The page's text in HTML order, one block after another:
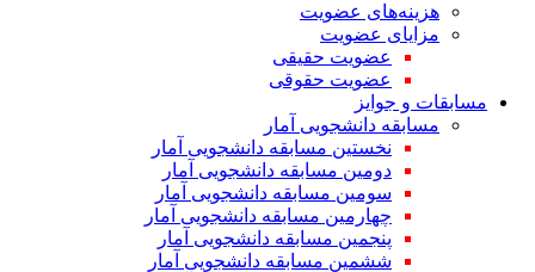
هزینه‌های عضویت
مزایای عضویت
عضویت حقیقی
عضویت حقوقی
مسابقات و جوایز
مسابقه دانشجویی آمار
نخستین مسابقه دانشجویی آمار
دومین مسابقه دانشجویی آمار
سومین مسابقه دانشجویی آمار
چهارمین مسابقه دانشجویی آمار
پنجمین مسابقه دانشجویی آمار
ششمین مسابقه دانشجویی آمار